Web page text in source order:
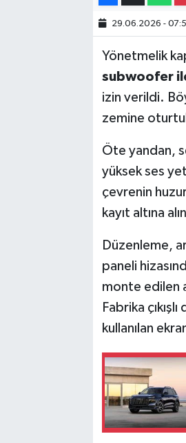
29.06.2026 -
Yönetmelik
subwoofer
izin verildi.
zemine
Öte yandan,
yüksek ses
çevrenin
kayıt altına
Düzenleme,
paneli
monte edilen
Fabrika
kullanılan